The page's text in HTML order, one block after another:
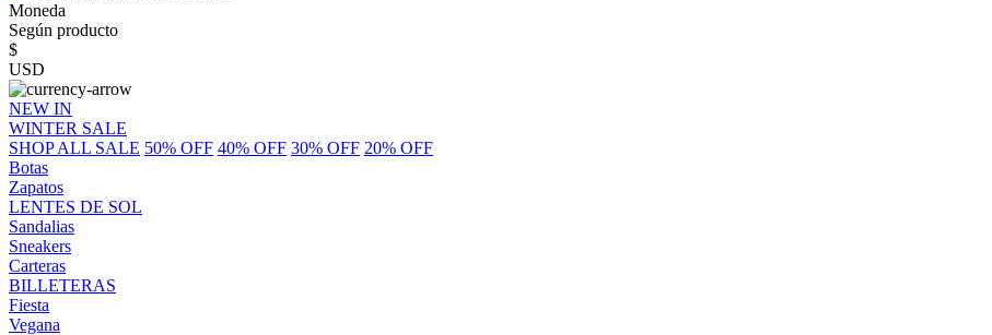
Moneda
Según producto
$
USD
NEW IN
WINTER SALE
SHOP ALL SALE 50% OFF 40% OFF 30% OFF 20% OFF
Botas
Zapatos
LENTES DE SOL
Sandalias
Sneakers
Carteras
BILLETERAS
Fiesta
Vegana